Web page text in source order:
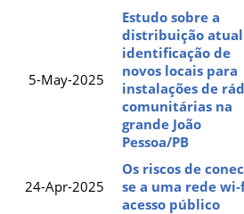
5-May-2025
Estudo sobre a
distribuição
identificação de
novos locais para
instalações de
comunitárias na
grande João
Pessoa/PB
24-Apr-2025
Os riscos de
se a uma rede
acesso público